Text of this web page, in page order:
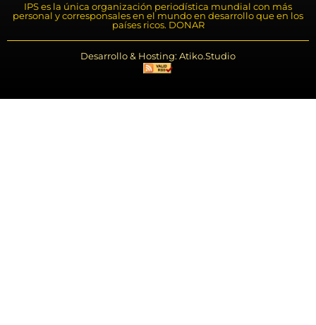
IPS es la única organización periodística mundial con más
personal y corresponsales en el mundo en desarrollo que en los
países ricos. DONAR
Desarrollo & Hosting: Atiko.Studio